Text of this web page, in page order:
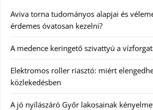
Aviva torna tudományos alapjai és
érdemes óvatosan kezelni?
A medence keringető szivattyú a
Elektromos roller riasztó: miért
közlekedésben
A jó nyílászáró Győr lakosainak